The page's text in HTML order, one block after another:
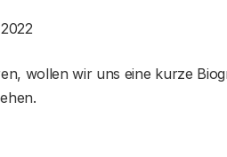
wollen wir uns eine kurze